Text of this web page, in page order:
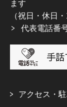
ます
（祝日・休日
代表電話番
アクセス・